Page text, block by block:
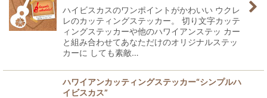
ハイビスカスのワンポイントがかわいい ウクレ
レのカッティングステッカー。 切り文字カッテ
ィングステッカーや他のハワイアンステッ カー
と組み合わせてあなただけのオリジナルステッ
カーに しても素敵…
ハワイアンカッティングステッカー“シンプルハ
イビスカス”